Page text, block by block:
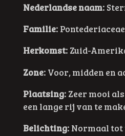
Nederlandse naam:
Familie:
Herkomst: Zuid-
Zone: Voor, midden en
Plaatsing: Zeer mooi
een lange rij van te
Belichting: Normaal tot